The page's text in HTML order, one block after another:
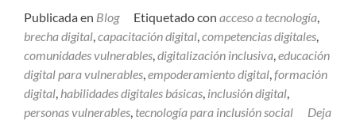
Publicada en Blog Etiquetado con acceso a tecnología,
brecha digital,capacitación digital,competencias digitales,
comunidades vulnerables,digitalización inclusiva,educación
digital para vulnerables,empoderamiento digital,formación
digital, habilidades digitales básicas, inclusión digital,
personas vulnerables, tecnología para inclusión social
Deja